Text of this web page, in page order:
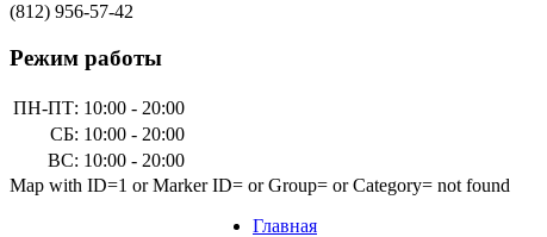
(812) 956-57-42
Режим работы
ПН-ПТ: 10:00 - 20:00
СБ: 10:00 - 20:00
ВС: 10:00 - 20:00
Map with ID=1 or Marker ID= or Group= or Category= not found
Главная